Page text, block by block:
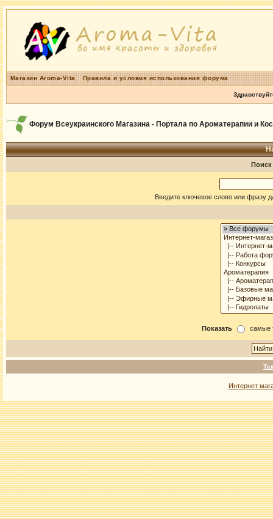
Магазин Aroma-Vita Правила и условия использования форума
Форум Всеукраинского Магазина - Портала по Ароматерапии и
Введите ключевое слово или фразу
Показать самые
Интернет